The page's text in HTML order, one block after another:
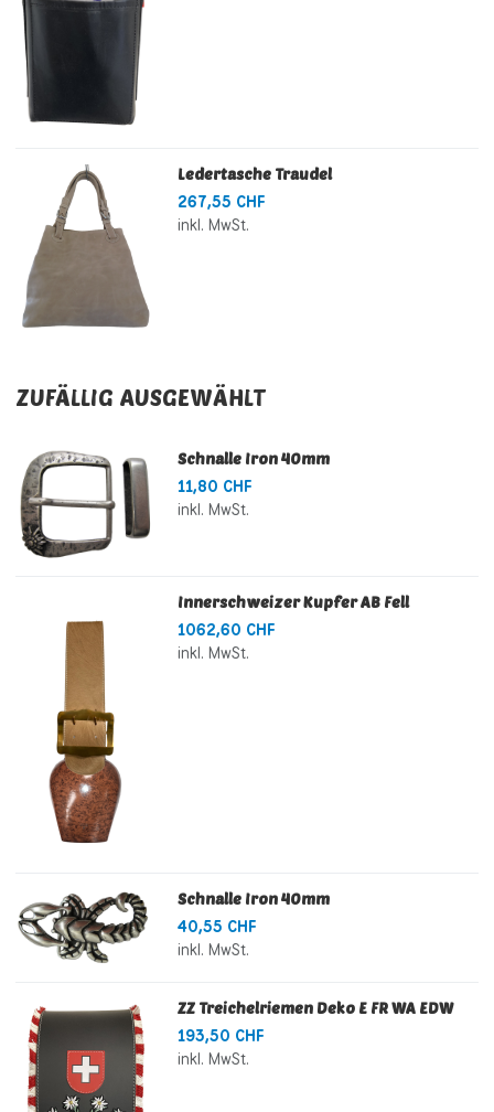
Ledertasche Traudel
267,55 CHF
inkl. MwSt.
ZUFÄLLIG AUSGEWÄHLT
Schnalle Iron 40mm
11,80 CHF
inkl. MwSt.
Innerschweizer Kupfer AB Fell
1062,60 CHF
inkl. MwSt.
Schnalle Iron 40mm
40,55 CHF
inkl. MwSt.
ZZ Treichelriemen Deko E FR WA EDW
193,50 CHF
inkl. MwSt.